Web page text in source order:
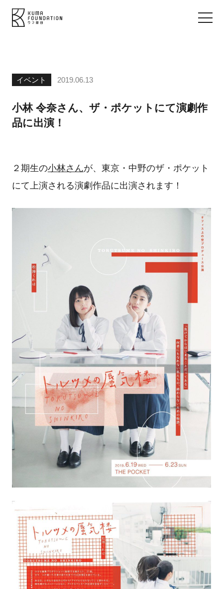
イベント 2019.06.13
小林 令奈さん、ザ・ポケットにて演劇作
品に出演！
２期生の小林さんが、東京・中野のザ・ポケット
にて上演される演劇作品に出演されます！